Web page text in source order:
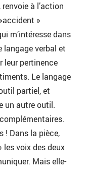
à l’action
»
m’intéresse dans
langage verbal et
leur pertinence
Le langage
partiel, et
un autre outil.
! Dans la pièce,
les voix des deux
Mais elle-